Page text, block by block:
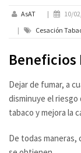
AsAT | 10/
|
Cesación
Beneficios
Dejar de fumar, a
disminuye el riesgo
tabaco y mejora la
De todas maneras,